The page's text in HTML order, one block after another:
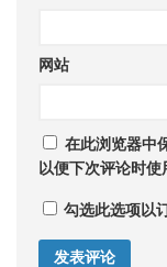
网站
在此浏览器中
以便下次评论时使
勾选此选项以